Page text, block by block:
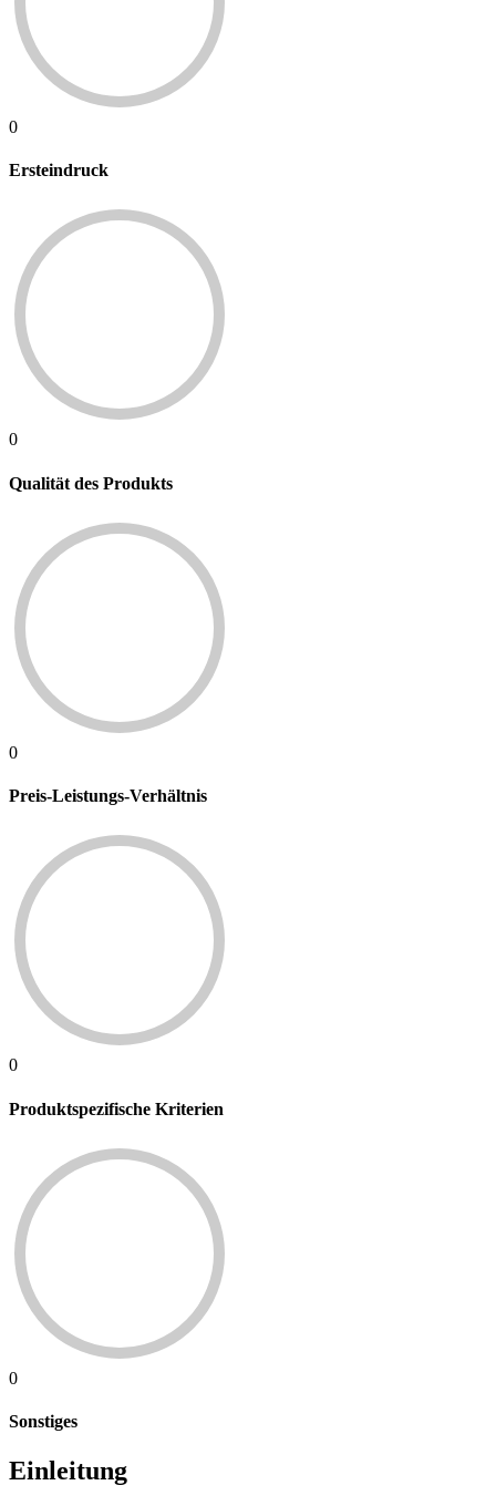
0
Ersteindruck
0
Qualität des Produkts
0
Preis-Leistungs-Verhältnis
0
Produktspezifische Kriterien
0
Sonstiges
Einleitung